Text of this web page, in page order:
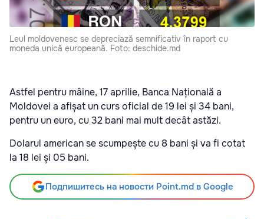
Leul moldovenesc se depreciază semnificativ în raport cu
moneda unică europeană. Foto: deschide.md
Astfel pentru mâine, 17 aprilie, Banca Națională a
Moldovei a afișat un curs oficial de 19 lei și 34 bani,
pentru un euro, cu 32 bani mai mult decât astăzi.
Dolarul american se scumpește cu 8 bani și va fi cotat
la 18 lei și 05 bani.
Подпишитесь на новости Point.md в Google